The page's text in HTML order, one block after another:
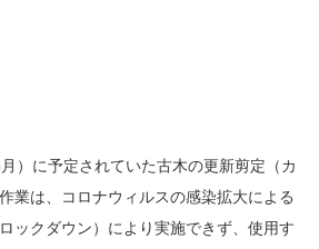
）に予定されていた古木の更新剪定（カ
業は、コロナウィルスの感染拡大による
ックダウン）により実施できず、使用す